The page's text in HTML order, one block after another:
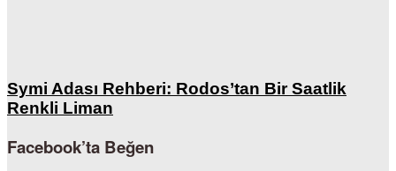
Symi Adası Rehberi: Rodos’tan Bir Saatlik
Renkli Liman
Facebook’ta Beğen